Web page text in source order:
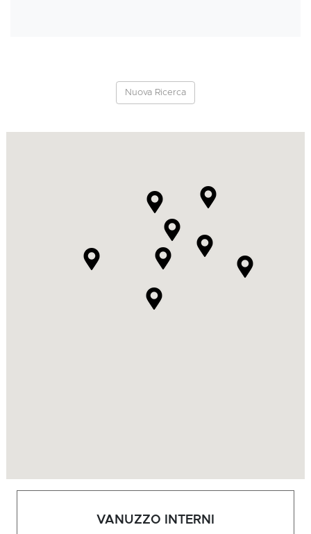
Nuova Ricerca
VANUZZO INTERNI